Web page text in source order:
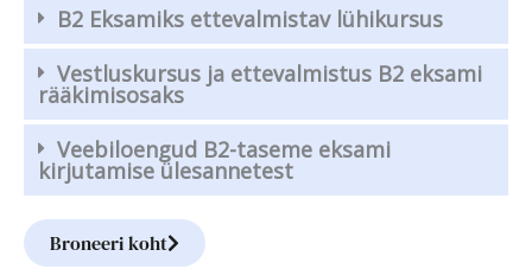
B2 Eksamiks ettevalmistav lühikursus
Vestluskursus ja ettevalmistus B2 eksami
rääkimisosaks
Veebiloengud B2-taseme eksami
kirjutamise ülesannetest
Broneeri koht